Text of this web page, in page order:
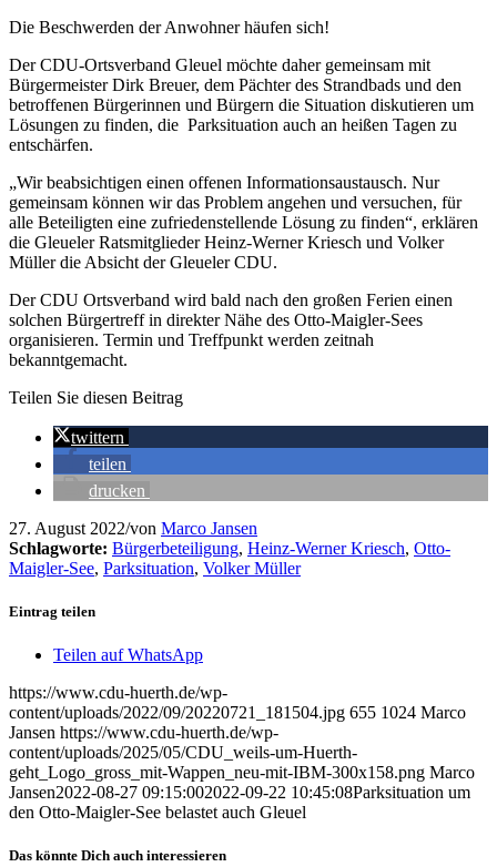
Die Beschwerden der Anwohner häufen sich!
Der CDU-Ortsverband Gleuel möchte daher gemeinsam mit
Bürgermeister Dirk Breuer, dem Pächter des Strandbads und den
betroffenen Bürgerinnen und Bürgern die Situation diskutieren um
Lösungen zu finden, die Parksituation auch an heißen Tagen zu
entschärfen.
„Wir beabsichtigen einen offenen Informationsaustausch. Nur
gemeinsam können wir das Problem angehen und versuchen, für
alle Beteiligten eine zufriedenstellende Lösung zu finden“, erklären
die Gleueler Ratsmitglieder Heinz-Werner Kriesch und Volker
Müller die Absicht der Gleueler CDU.
Der CDU Ortsverband wird bald nach den großen Ferien einen
solchen Bürgertreff in direkter Nähe des Otto-Maigler-Sees
organisieren. Termin und Treffpunkt werden zeitnah
bekanntgemacht.
Teilen Sie diesen Beitrag
twittern
teilen
drucken
27. August 2022/von Marco Jansen
Schlagworte: Bürgerbeteiligung, Heinz-Werner Kriesch, Otto-
Maigler-See, Parksituation, Volker Müller
Eintrag teilen
Teilen auf WhatsApp
https://www.cdu-huerth.de/wp-
content/uploads/2022/09/20220721_181504.jpg 655 1024 Marco
Jansen https://www.cdu-huerth.de/wp-
content/uploads/2025/05/CDU_weils-um-Huerth-
geht_Logo_gross_mit-Wappen_neu-mit-IBM-300x158.png Marco
Jansen2022-08-27 09:15:002022-09-22 10:45:08Parksituation um
den Otto-Maigler-See belastet auch Gleuel
Das könnte Dich auch interessieren